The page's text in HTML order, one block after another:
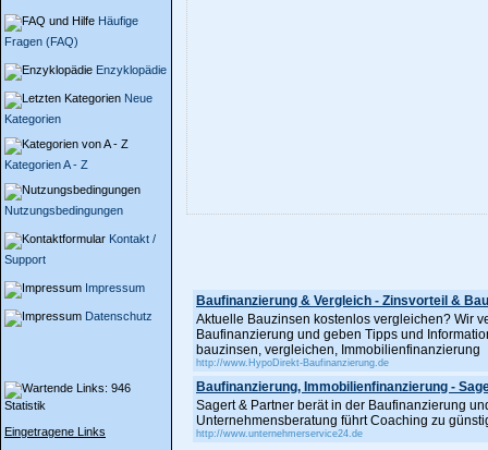
Häufige
Fragen (FAQ)
Enzyklopädie
Neue
Kategorien
Kategorien A - Z
Nutzungsbedingungen
Kontakt /
Support
Impressum
Datenschutz
Statistik
Eingetragene Links
Baufinanzierung & Vergleich - Zinsvorteil &
Aktuelle Bauzinsen kostenlos vergleichen? Wir
Baufinanzierung und geben Tipps und
bauzinsen, vergleichen, Immobilienfinanzierung
http://www.HypoDirekt-Baufinanzierung.de
Baufinanzierung, Immobilienfinanzierung -
Sagert & Partner berät in der Baufinanzierung
Unternehmensberatung führt Coaching zu
http://www.unternehmerservice24.de